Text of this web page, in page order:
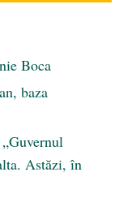
Boca
baza
Astăzi, în